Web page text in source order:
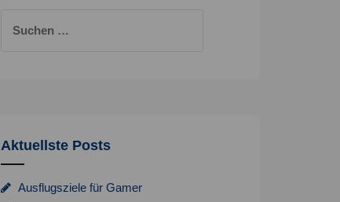
nach:
Aktuellste Posts
Ausflugsziele für Gamer